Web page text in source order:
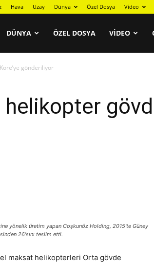
Hava Uzay Dünya Özel Dosya Video
DÜNYA ÖZEL DOSYA VIDEO
gönderiliyor
helikopter
yönelik üretim yapan Coşkunöz Holding, 2015'te Güney
26'sını teslim etti.
maksat helikopterleri Orta gövde